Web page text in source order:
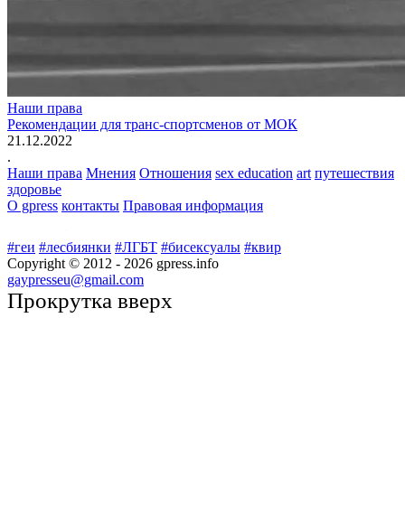
Наши права
Рекомендации для транс-спортсменов от МОК
21.12.2022
.
Наши права Мнения Отношения sex education art путешествия
здоровье
О gpress контакты Правовая информация
#геи #лесбиянки #ЛГБТ #бисексуалы #квир
Copyright © 2012 - 2026 gpress.info
gaypresseu@gmail.com
Прокрутка вверх